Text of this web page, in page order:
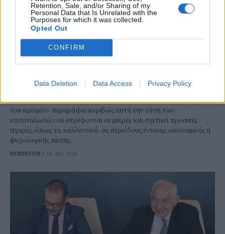
Retention, Sale, and/or Sharing of my
Personal Data that Is Unrelated with the
Purposes for which it was collected.
Opted Out
CONFIRM
Data Deletion Data Access Privacy Policy
ΕΠΙΧΕΙΡΗΣΕΙΣ
Τι είναι το «φαινόμενο του κραγιόν» στο
Έχετε νιώσει ποτέ την ανάγκη να αγοράσετε κάτι μόνο και μόνο για
να αισθανθείτε καλύτερα; Αν ναι, δεν είστε οι μόνοι. Το «φαινόμενο
του κραγιόν» περιγράφει ακριβώς αυτή την τάση των
καταναλωτών να στρέφονται σε μικρές και σχετικά προσιτές
αγορές, όπως τα καλλυντικά, σε περιόδους έντονης οικονομικής ή
ψυχολογικής πίεσης.
NEWSROOM / 05 Αυγ 2026